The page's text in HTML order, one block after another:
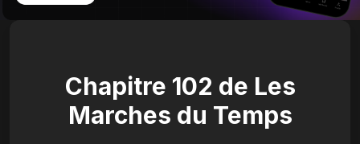
Chapitre 102 de Les
Marches du Temps